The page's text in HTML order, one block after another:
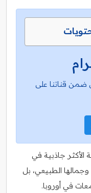
ضمن قناتنا على
الأكثر جاذبية في
الطبيعي، بل
في أوروبا.